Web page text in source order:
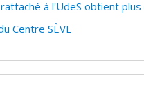
à l'UdeS obtient
Centre SÈVE